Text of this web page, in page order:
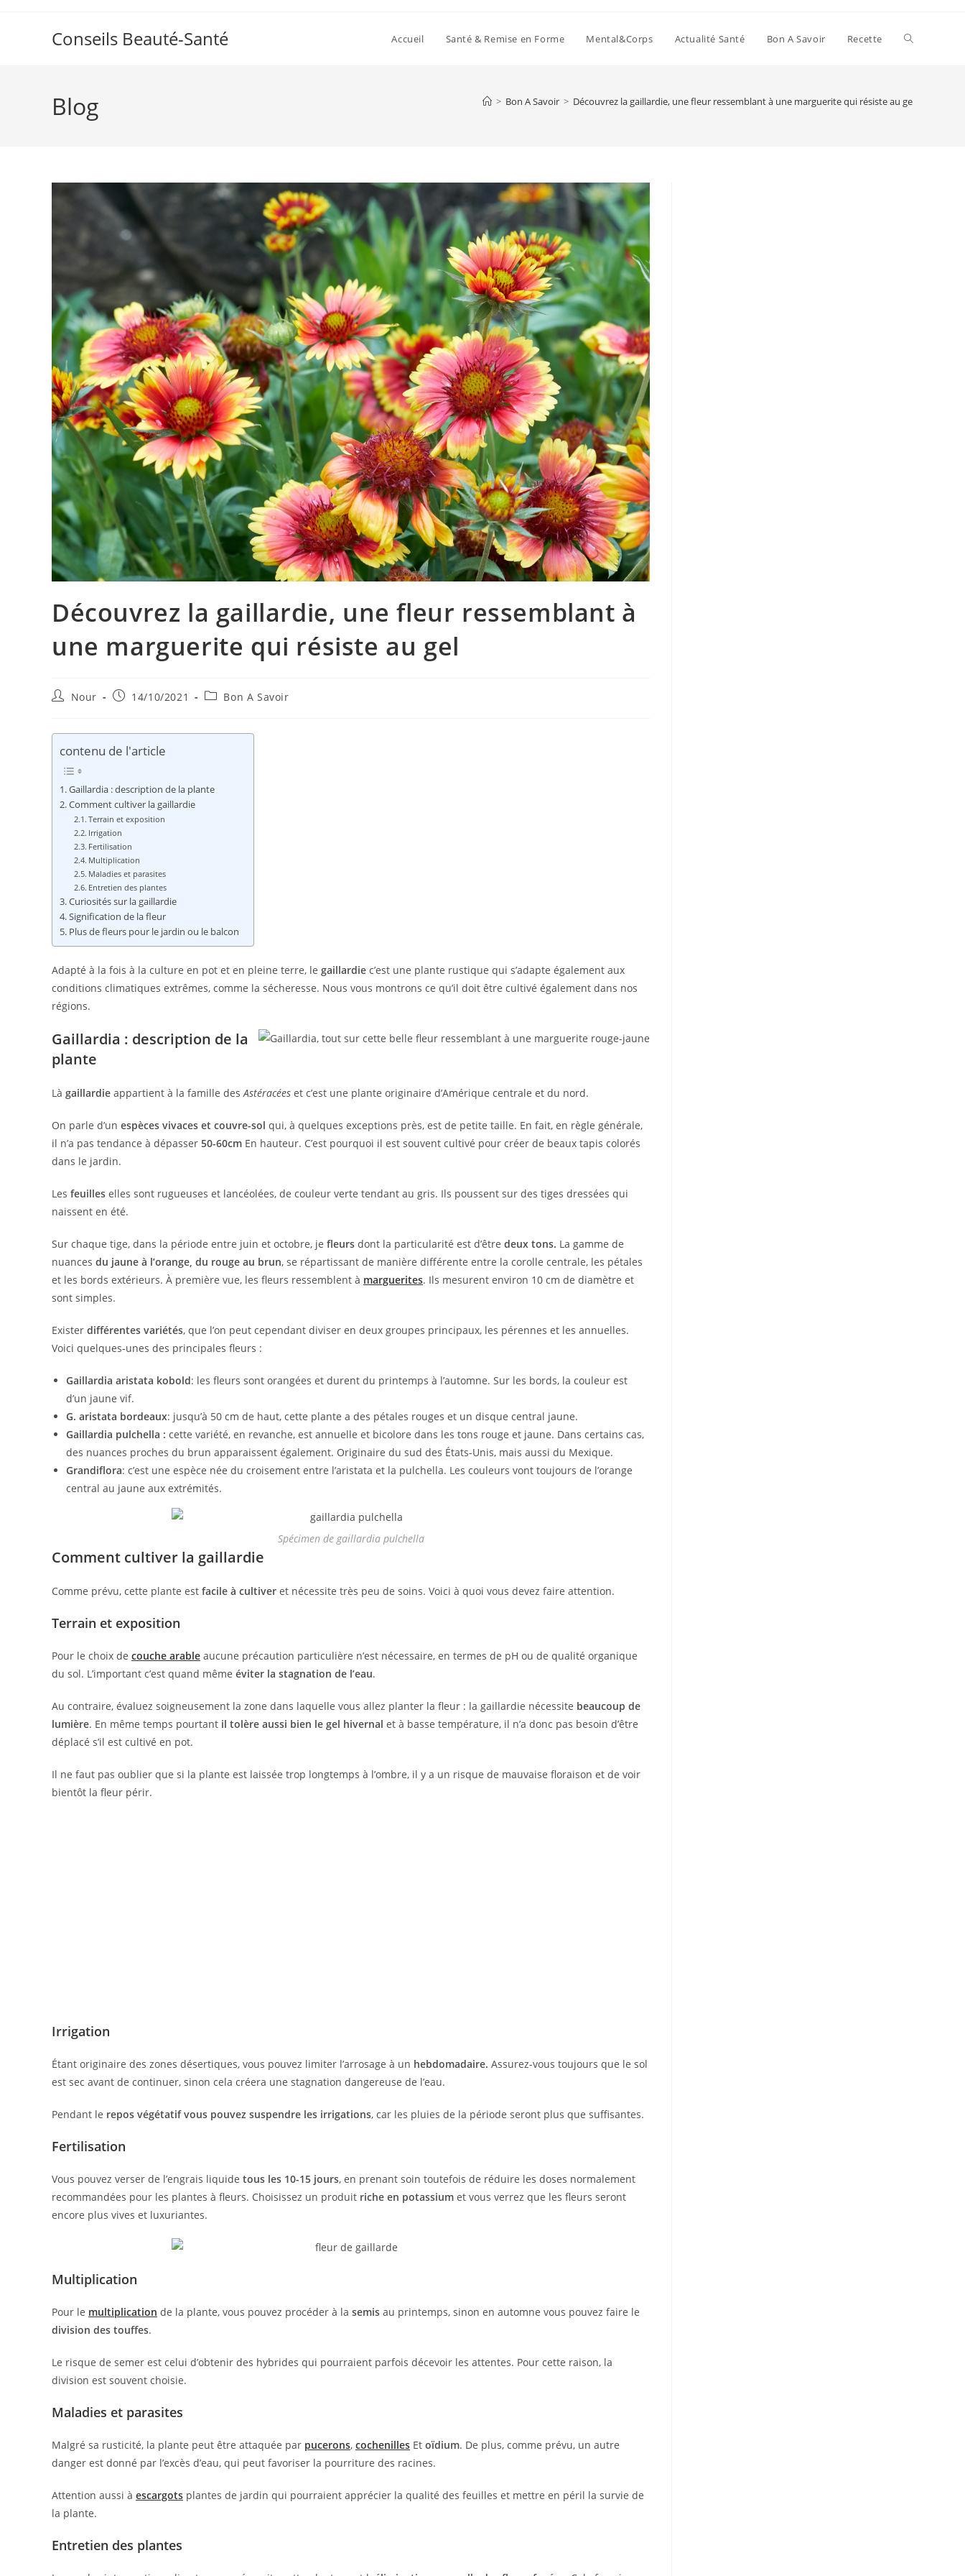
Conseils Beauté-Santé Accueil Santé & Remise en Forme Mental&Corps Actualité Santé Bon A Savoir Recette Toggle
Blog > Bon A Savoir > Découvrez la gaillardie, une fleur ressemblant à une marguerite qui résiste au gel
Découvrez la gaillardie, une fleur ressemblant à
une marguerite qui résiste au gel
Auteur/autrice
publication :
Nour
Publication
14/10/2021
PostBon A Savoir
contenu de l'article
Gaillardia : description de la plante
Comment cultiver la gaillardie
Terrain et exposition
Irrigation
Fertilisation
Multiplication
Maladies et parasites
Entretien des plantes
Curiosités sur la gaillardie
Signification de la fleur
Plus de fleurs pour le jardin ou le balcon
Adapté à la fois à la culture en pot et en pleine terre, le gaillardie c’est une plante rustique qui s’adapte également aux
conditions climatiques extrêmes, comme la sécheresse. Nous vous montrons ce qu’il doit être cultivé également dans nos
régions.
Gaillardia : description de la
plante
Là gaillardie appartient à la famille des Astéracées et c’est une plante originaire d’Amérique centrale et du nord.
On parle d’un espèces vivaces et couvre-sol qui, à quelques exceptions près, est de petite taille. En fait, en règle générale,
il n’a pas tendance à dépasser 50-60cm En hauteur. C’est pourquoi il est souvent cultivé pour créer de beaux tapis colorés
dans le jardin.
Les feuilles elles sont rugueuses et lancéolées, de couleur verte tendant au gris. Ils poussent sur des tiges dressées qui
naissent en été.
Sur chaque tige, dans la période entre juin et octobre, je fleurs dont la particularité est d’être deux tons. La gamme de
nuances du jaune à l’orange, du rouge au brun, se répartissant de manière différente entre la corolle centrale, les pétales
et les bords extérieurs. À première vue, les fleurs ressemblent à marguerites. Ils mesurent environ 10 cm de diamètre et
sont simples.
Exister différentes variétés, que l’on peut cependant diviser en deux groupes principaux, les pérennes et les annuelles.
Voici quelques-unes des principales fleurs :
Gaillardia aristata kobold: les fleurs sont orangées et durent du printemps à l’automne. Sur les bords, la couleur est
d’un jaune vif.
G. aristata bordeaux: jusqu’à 50 cm de haut, cette plante a des pétales rouges et un disque central jaune.
Gaillardia pulchella : cette variété, en revanche, est annuelle et bicolore dans les tons rouge et jaune. Dans certains cas,
des nuances proches du brun apparaissent également. Originaire du sud des États-Unis, mais aussi du Mexique.
Grandiflora: c’est une espèce née du croisement entre l’aristata et la pulchella. Les couleurs vont toujours de l’orange
central au jaune aux extrémités.
Spécimen de gaillardia pulchella
Comment cultiver la gaillardie
Comme prévu, cette plante est facile à cultiver et nécessite très peu de soins. Voici à quoi vous devez faire attention.
Terrain et exposition
Pour le choix de couche arable aucune précaution particulière n’est nécessaire, en termes de pH ou de qualité organique
du sol. L’important c’est quand même éviter la stagnation de l’eau.
Au contraire, évaluez soigneusement la zone dans laquelle vous allez planter la fleur : la gaillardie nécessite beaucoup de
lumière. En même temps pourtant il tolère aussi bien le gel hivernal et à basse température, il n’a donc pas besoin d’être
déplacé s’il est cultivé en pot.
Il ne faut pas oublier que si la plante est laissée trop longtemps à l’ombre, il y a un risque de mauvaise floraison et de voir
bientôt la fleur périr.
Irrigation
Étant originaire des zones désertiques, vous pouvez limiter l’arrosage à un hebdomadaire. Assurez-vous toujours que le sol
est sec avant de continuer, sinon cela créera une stagnation dangereuse de l’eau.
Pendant le repos végétatif vous pouvez suspendre les irrigations, car les pluies de la période seront plus que suffisantes.
Fertilisation
Vous pouvez verser de l’engrais liquide tous les 10-15 jours, en prenant soin toutefois de réduire les doses normalement
recommandées pour les plantes à fleurs. Choisissez un produit riche en potassium et vous verrez que les fleurs seront
encore plus vives et luxuriantes.
Multiplication
Pour le multiplication de la plante, vous pouvez procéder à la semis au printemps, sinon en automne vous pouvez faire le
division des touffes.
Le risque de semer est celui d’obtenir des hybrides qui pourraient parfois décevoir les attentes. Pour cette raison, la
division est souvent choisie.
Maladies et parasites
Malgré sa rusticité, la plante peut être attaquée par pucerons, cochenilles Et oïdium. De plus, comme prévu, un autre
danger est donné par l’excès d’eau, qui peut favoriser la pourriture des racines.
Attention aussi à escargots plantes de jardin qui pourraient apprécier la qualité des feuilles et mettre en péril la survie de
la plante.
Entretien des plantes